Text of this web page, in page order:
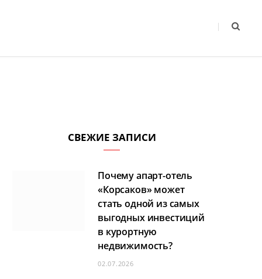
СВЕЖИЕ ЗАПИСИ
Почему апарт-отель
«Корсаков» может
стать одной из самых
выгодных инвестиций
в курортную
недвижимость?
02.07.2026